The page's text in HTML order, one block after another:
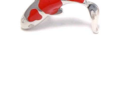
Artikelnr.2952
37,90 €